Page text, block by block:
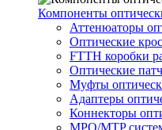
Компоненты
Аттенюаторы
Оптические
FTTH коробки
Оптические
Муфты
Адаптеры
Коннекторы
MPO/MTP